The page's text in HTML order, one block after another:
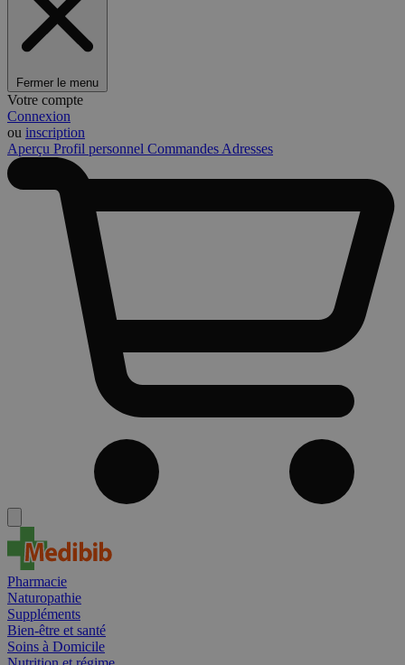
Fermer le menu
Votre compte
Connexion
ou inscription
Aperçu Profil personnel Commandes Adresses
Pharmacie
Naturopathie
Suppléments
Bien-être et santé
Soins à Domicile